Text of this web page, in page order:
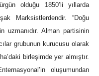
olduğu 1850’li yıllarda
Marksistlerdendir. “Doğu
uzmanıdır. Alman partisinin
grubunun kurucusu olarak
birleşimde yer almıştır.
oluşumundan